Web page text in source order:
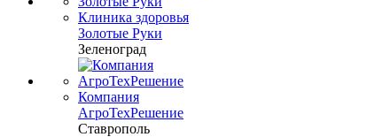
Клиника здоровья
Золотые Руки
Зеленоград
Компания
АгроТехРешение
Ставрополь